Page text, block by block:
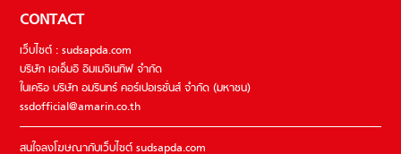
CONTACT
เว็บไซต์ : sudsapda.com
บริษัท เอเอ็มอี อิมเมจิเนทีฟ จำกัด
ในเครือ บริษัท อมรินทร์ คอร์เปอเรชั่นส์ จำกัด (มหาชน)
ssdofficial@amarin.co.th
สนใจลงโฆษณากับเว็บไซต์ sudsapda.com